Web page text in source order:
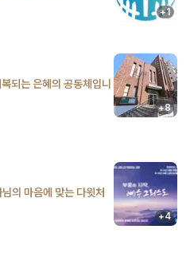
+1
되는 은혜의 공동체입니
+8
의 마음에 맞는 다윗처
+4